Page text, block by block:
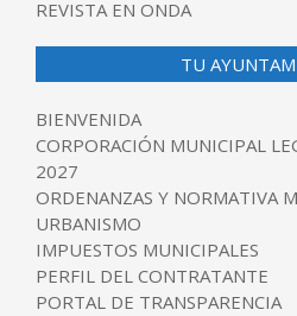
REVISTA EN ONDA
TU
BIENVENIDA
CORPORACIÓN MUNICIPAL
2027
ORDENANZAS Y NORMATIVA
URBANISMO
IMPUESTOS MUNICIPALES
PERFIL DEL CONTRATANTE
PORTAL DE TRANSPARENCIA